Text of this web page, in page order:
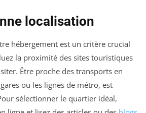
localisation
hébergement est un critère crucial
la proximité des sites touristiques
Être proche des transports en
ou les lignes de métro, est
sélectionner le quartier idéal,